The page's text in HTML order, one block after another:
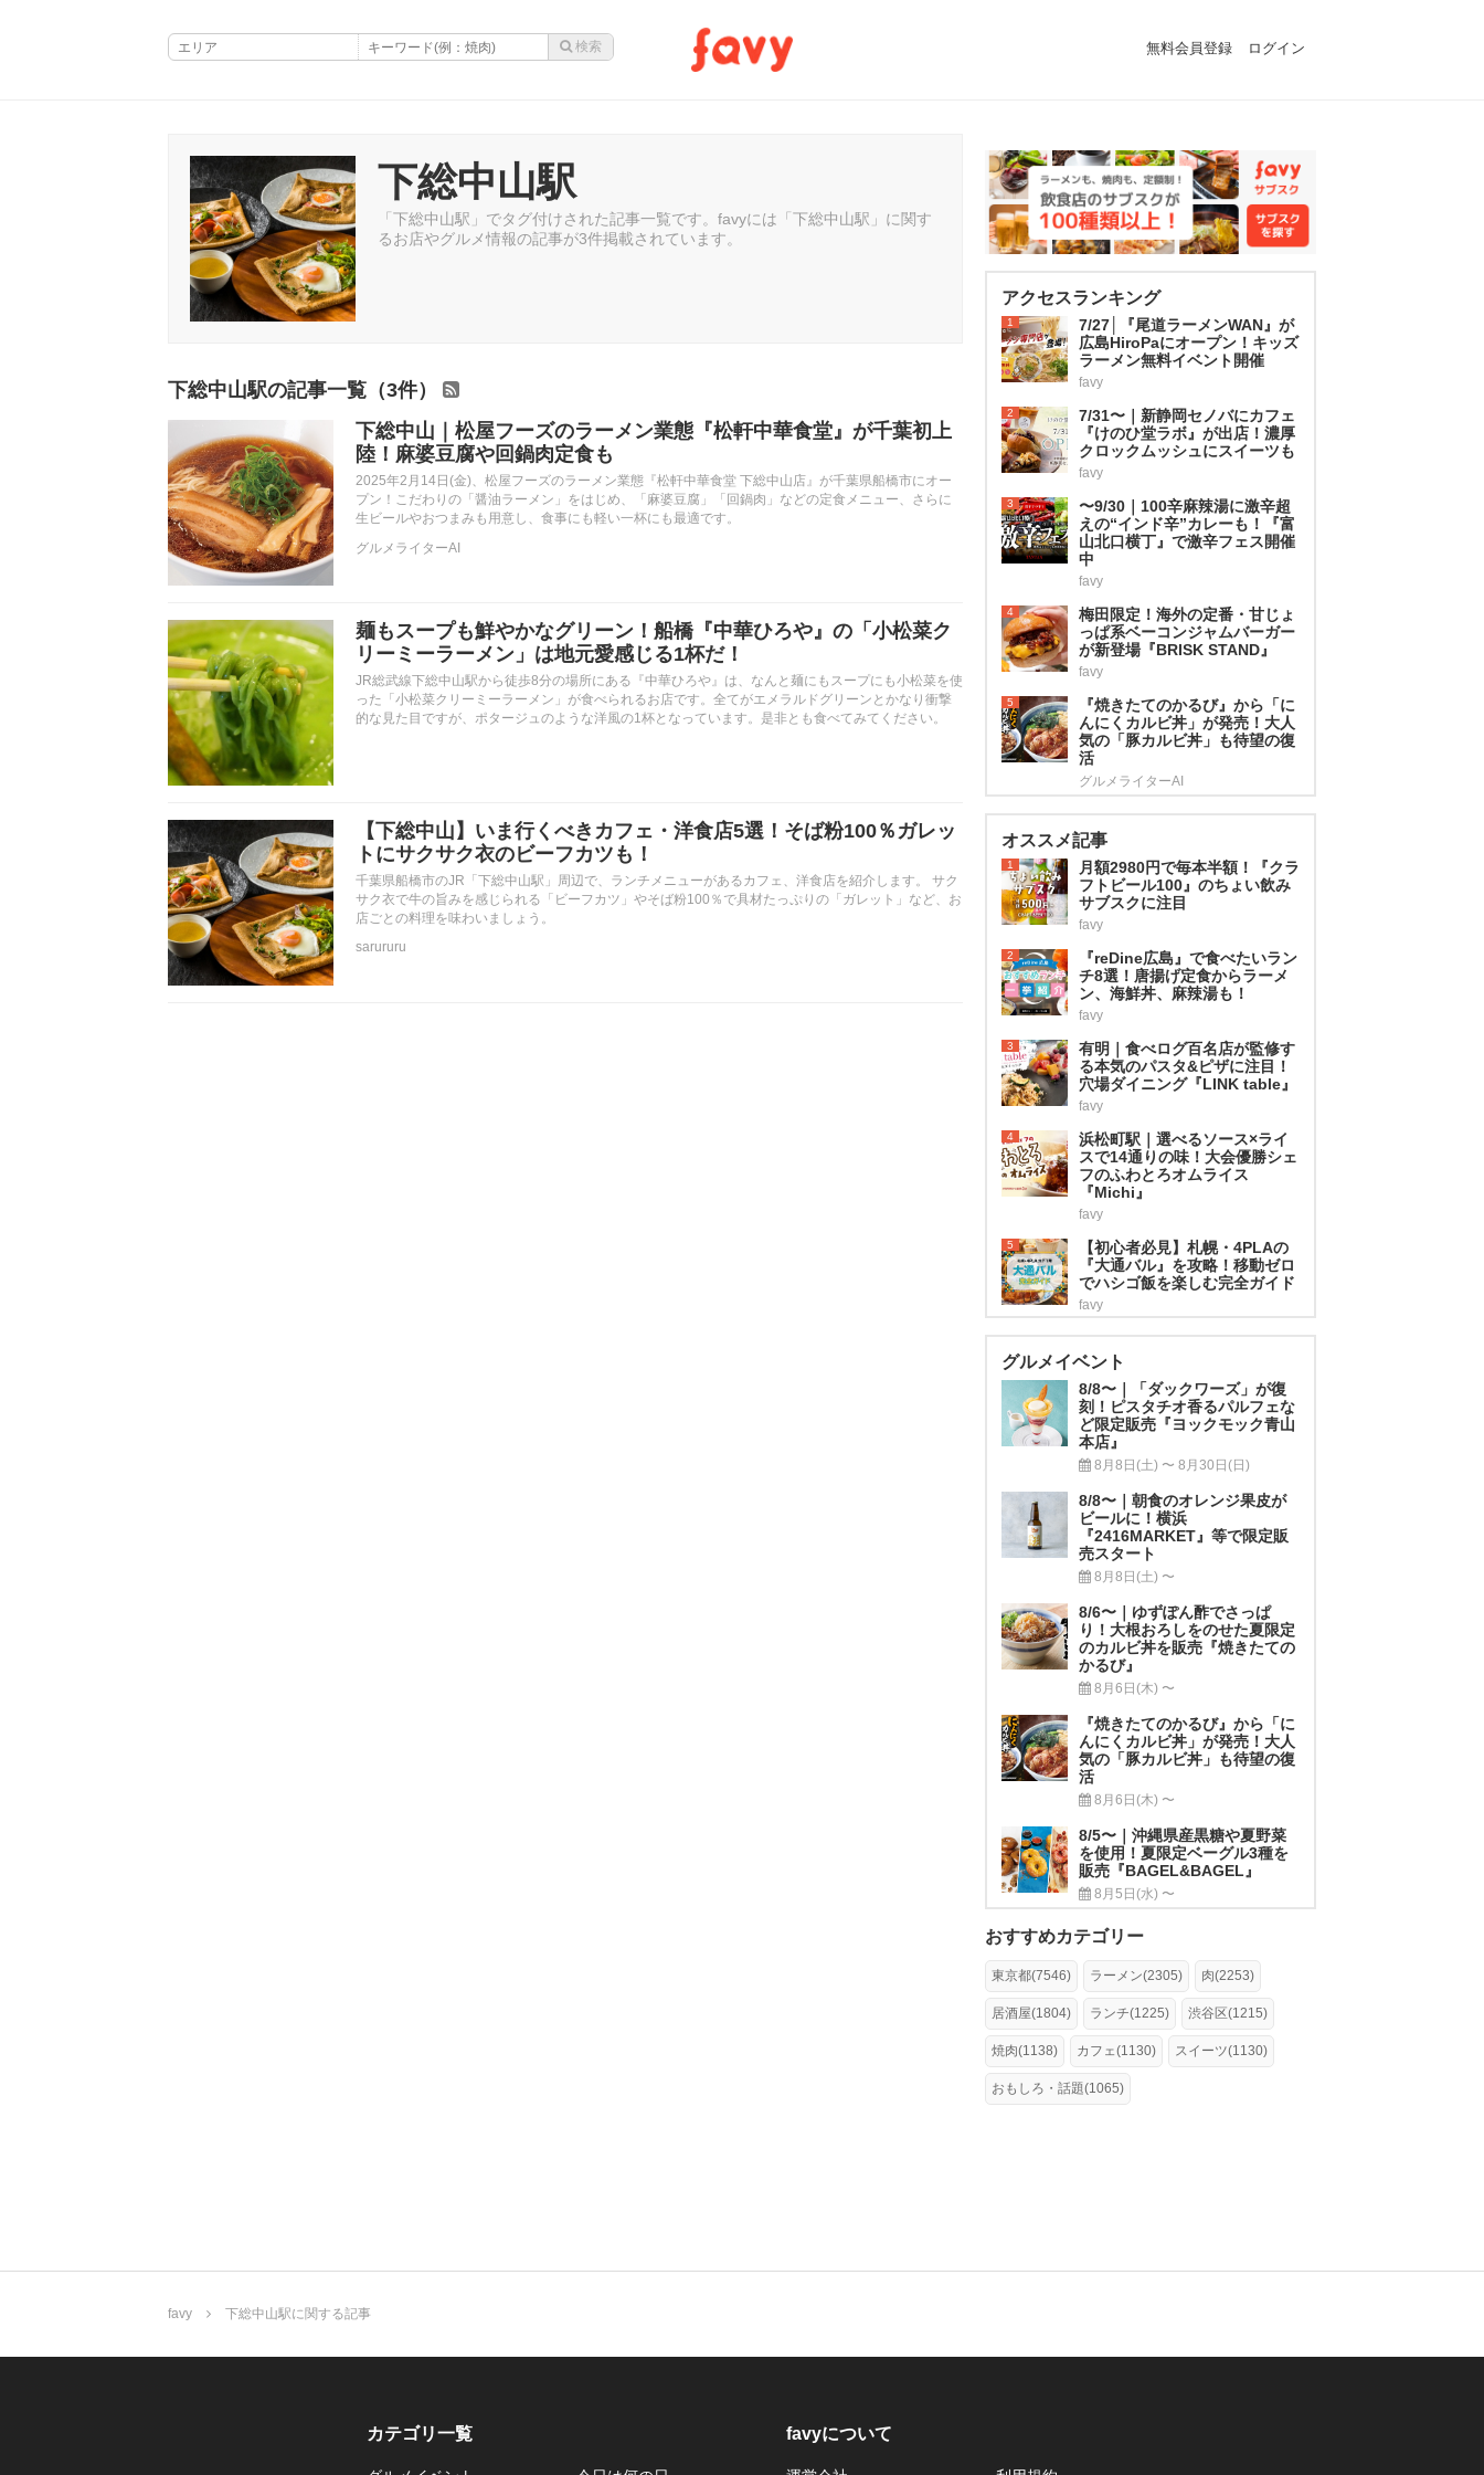
無料会員登録 ログイン
下総中山駅
「下総中山駅」でタグ付けされた記事一覧です。favyには「下総中山駅」に関す
るお店やグルメ情報の記事が3件掲載されています。
下総中山駅の記事一覧（3件）
下総中山｜松屋フーズのラーメン業態『松軒中華食堂』が千葉初上
陸！麻婆豆腐や回鍋肉定食も
2025年2月14日(金)、松屋フーズのラーメン業態『松軒中華食堂 下総中山店』が千葉県船橋市にオー
プン！こだわりの「醤油ラーメン」をはじめ、「麻婆豆腐」「回鍋肉」などの定食メニュー、さらに
生ビールやおつまみも用意し、食事にも軽い一杯にも最適です。
グルメライターAI
麺もスープも鮮やかなグリーン！船橋『中華ひろや』の「小松菜ク
リーミーラーメン」は地元愛感じる1杯だ！
JR総武線下総中山駅から徒歩8分の場所にある『中華ひろや』は、なんと麺にもスープにも小松菜を使
った「小松菜クリーミーラーメン」が食べられるお店です。全てがエメラルドグリーンとかなり衝撃
的な見た目ですが、ポタージュのような洋風の1杯となっています。是非とも食べてみてください。
【下総中山】いま行くべきカフェ・洋食店5選！そば粉100％ガレッ
トにサクサク衣のビーフカツも！
千葉県船橋市のJR「下総中山駅」周辺で、ランチメニューがあるカフェ、洋食店を紹介します。 サク
サク衣で牛の旨みを感じられる「ビーフカツ」やそば粉100％で具材たっぷりの「ガレット」など、お
店ごとの料理を味わいましょう。
sarururu
アクセスランキング
1
7/27│『尾道ラーメンWAN』が
広島HiroPaにオープン！キッズ
ラーメン無料イベント開催
favy
2
7/31〜｜新静岡セノバにカフェ
『けのひ堂ラボ』が出店！濃厚
クロックムッシュにスイーツも
favy
3
〜9/30｜100辛麻辣湯に激辛超
えの“インド辛”カレーも！『富
山北口横丁』で激辛フェス開催
中
favy
4
梅田限定！海外の定番・甘じょ
っぱ系ベーコンジャムバーガー
が新登場『BRISK STAND』
favy
5
『焼きたてのかるび』から「に
んにくカルビ丼」が発売！大人
気の「豚カルビ丼」も待望の復
活
グルメライターAI
オススメ記事
1
月額2980円で毎本半額！『クラ
フトビール100』のちょい飲み
サブスクに注目
favy
2
『reDine広島』で食べたいラン
チ8選！唐揚げ定食からラーメ
ン、海鮮丼、麻辣湯も！
favy
3
有明｜食べログ百名店が監修す
る本気のパスタ&ピザに注目！
穴場ダイニング『LINK table』
favy
4
浜松町駅｜選べるソース×ライ
スで14通りの味！大会優勝シェ
フのふわとろオムライス
『Michi』
favy
5
【初心者必見】札幌・4PLAの
『大通バル』を攻略！移動ゼロ
でハシゴ飯を楽しむ完全ガイド
favy
グルメイベント
8/8〜｜「ダックワーズ」が復
刻！ピスタチオ香るパルフェな
ど限定販売『ヨックモック青山
本店』
8月8日(土) 〜 8月30日(日)
8/8〜｜朝食のオレンジ果皮が
ビールに！横浜
『2416MARKET』等で限定販
売スタート
8月8日(土) 〜
8/6〜｜ゆずぽん酢でさっぱ
り！大根おろしをのせた夏限定
のカルビ丼を販売『焼きたての
かるび』
8月6日(木) 〜
『焼きたてのかるび』から「に
んにくカルビ丼」が発売！大人
気の「豚カルビ丼」も待望の復
活
8月6日(木) 〜
8/5〜｜沖縄県産黒糖や夏野菜
を使用！夏限定ベーグル3種を
販売『BAGEL&BAGEL』
8月5日(水) 〜
おすすめカテゴリー
東京都(7546) ラーメン(2305) 肉(2253)
居酒屋(1804) ランチ(1225) 渋谷区(1215)
焼肉(1138) カフェ(1130) スイーツ(1130)
おもしろ・話題(1065)
favy 下総中山駅に関する記事
カテゴリ一覧 favyについて